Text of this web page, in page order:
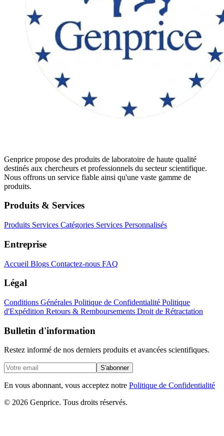
Genprice propose des produits de laboratoire de haute qualité
destinés aux chercheurs et professionnels du secteur scientifique.
Nous offrons un service fiable ainsi qu'une vaste gamme de
produits.
Produits & Services
Produits Services Catégories Services Personnalisés
Entreprise
Accueil Blogs Contactez-nous FAQ
Légal
Conditions Générales Politique de Confidentialité Politique
d'Expédition Retours & Remboursements Droit de Rétractation
Bulletin d'information
Restez informé de nos derniers produits et avancées scientifiques.
S'abonner
En vous abonnant, vous acceptez notre Politique de Confidentialité
© 2026 Genprice. Tous droits réservés.